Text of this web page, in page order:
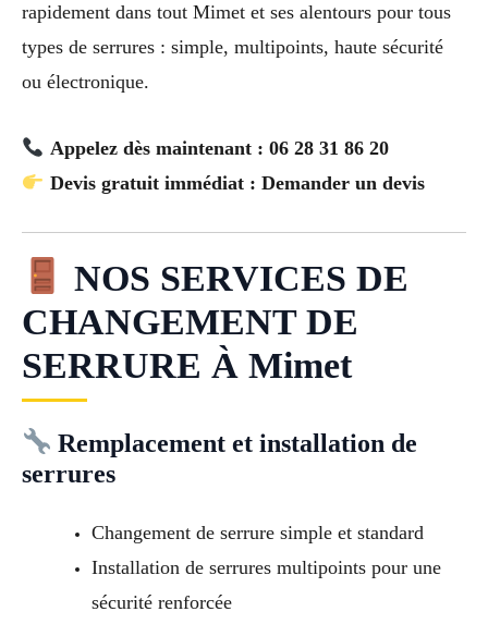
rapidement dans tout Mimet et ses alentours pour tous
types de serrures : simple, multipoints, haute sécurité
ou électronique.
Appelez dès maintenant : 06 28 31 86 20
Devis gratuit immédiat : Demander un devis
NOS SERVICES DE
CHANGEMENT DE
SERRURE À Mimet
Remplacement et installation de
serrures
Changement de serrure simple et standard
Installation de serrures multipoints pour une
sécurité renforcée